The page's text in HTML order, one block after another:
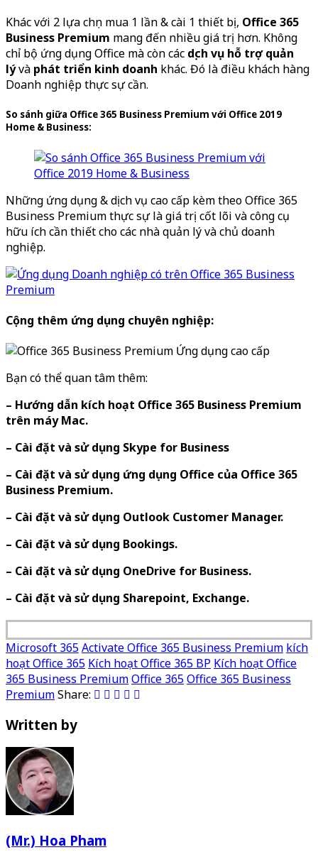
Khác với 2 lựa chọn mua 1 lần & cài 1 thiết bị, Office 365
Business Premium mang đến nhiều giá trị hơn. Không
chỉ bộ ứng dụng Office mà còn các dịch vụ hỗ trợ quản
lývà phát triển kinh doanh khác. Đó là điều khách hàng
Doanh nghiệp thực sự cần.
So sánh giữa Office 365 Business Premium với Office 2019
Home & Business:
Những ứng dụng & dịch vụ cao cấp kèm theo Office 365
Business Premium thực sự là giá trị cốt lõi và công cụ
hữu ích cần thiết cho các nhà quản lý và chủ doanh
nghiệp.
Cộng thêm ứng dụng chuyên nghiệp:
Bạn có thể quan tâm thêm:
– Hướng dẫn kích hoạt Office 365 Business Premium
trên máy Mac.
– Cài đặt và sử dụng Skype for Business
– Cài đặt và sử dụng ứng dụng Office của Office 365
Business Premium.
– Cài đặt và sử dụng Outlook Customer Manager.
– Cài đặt và sử dụng Bookings.
– Cài đặt và sử dụng OneDrive for Business.
– Cài đặt và sử dụng Sharepoint, Exchange.
Microsoft 365Activate Office 365 Business Premium kích
hoạt Office 365 Kích hoạt Office 365 BP Kích hoạt Office
365 Business PremiumOffice 365Office 365 Business
PremiumShare:
Written by
(Mr.) Hoa Pham